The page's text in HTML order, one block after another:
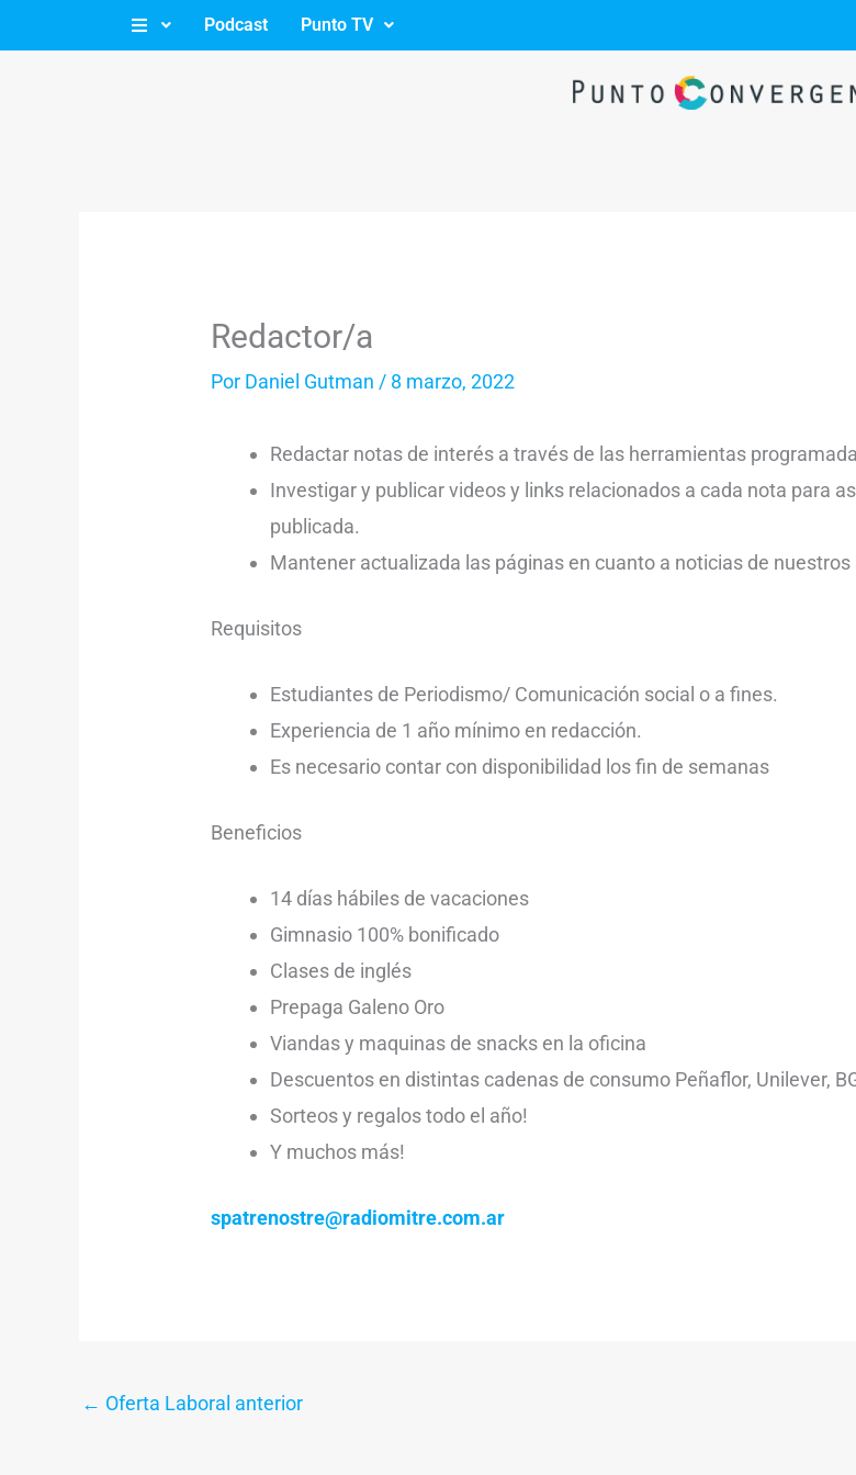
al
Podcast Punto TV
Redactor/a
Por Daniel Gutman / 8 marzo, 2022
Redactar notas de interés a través de las herramientas
Investigar y publicar videos y links relacionados a cada nota para
publicada.
Mantener actualizada las páginas en cuanto a noticias de nuestros
Requisitos
Estudiantes de Periodismo/ Comunicación social o a fines.
Experiencia de 1 año mínimo en redacción.
Es necesario contar con disponibilidad los fin de semanas
Beneficios
14 días hábiles de vacaciones
Gimnasio 100% bonificado
Clases de inglés
Prepaga Galeno Oro
Viandas y maquinas de snacks en la oficina
Descuentos en distintas cadenas de consumo Peñaflor, Unilever,
Sorteos y regalos todo el año!
Y muchos más!
spatrenostre@radiomitre.com.ar
← Oferta Laboral anterior